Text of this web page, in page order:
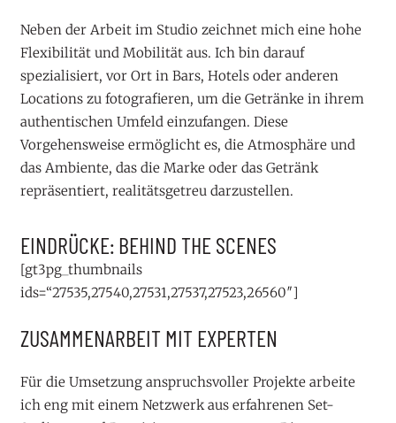
Neben der Arbeit im Studio zeichnet mich eine hohe
Flexibilität und Mobilität aus. Ich bin darauf
spezialisiert, vor Ort in Bars, Hotels oder anderen
Locations zu fotografieren, um die Getränke in ihrem
authentischen Umfeld einzufangen. Diese
Vorgehensweise ermöglicht es, die Atmosphäre und
das Ambiente, das die Marke oder das Getränk
repräsentiert, realitätsgetreu darzustellen.
EINDRÜCKE: BEHIND THE SCENES
[gt3pg_thumbnails
ids=“27535,27540,27531,27537,27523,26560″]
ZUSAMMENARBEIT MIT EXPERTEN
Für die Umsetzung anspruchsvoller Projekte arbeite
ich eng mit einem Netzwerk aus erfahrenen Set-